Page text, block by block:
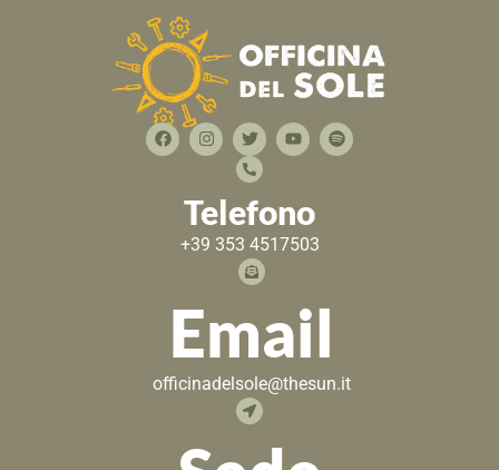
Telefono
+39 353 4517503
Email
officinadelsole@thesun.it